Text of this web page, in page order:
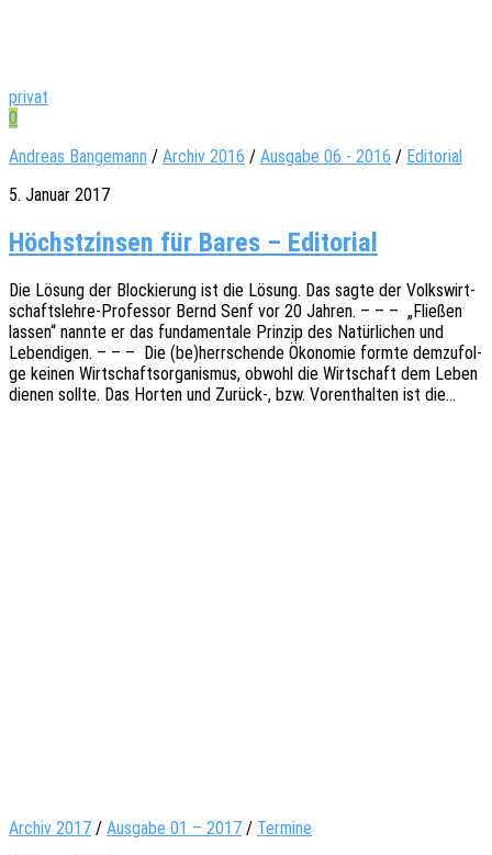
privat
0
Andreas Bangemann / Archiv 2016 / Ausgabe 06 - 2016 / Editorial
5. Januar 2017
Höchstzinsen für Bares – Editorial
Die Lösung der Blockie­rung ist die Lösung. Das sagte der Volks­­­wir­t­­
schafts­­­leh­­re-Profes­­sor Bernd Senf vor 20 Jahren. – – – „Flie­ßen
lassen“ nannte er das funda­men­ta­le Prin­zip des Natür­li­chen und
Leben­di­gen. – – – Die (be)herrschende Ökono­mie formte demzu­fol­
ge keinen Wirt­schafts­or­ga­nis­mus, obwohl die Wirt­schaft dem Leben
dienen sollte. Das Horten und Zurück‑, bzw. Vorent­hal­ten ist die…
Archiv 2017 / Ausgabe 01 – 2017 / Termine